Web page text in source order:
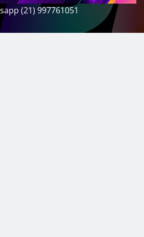
(21) 997761051